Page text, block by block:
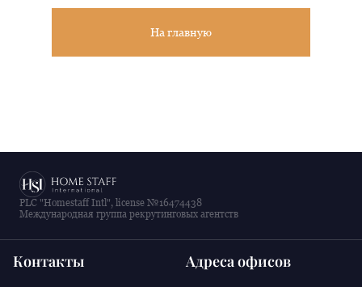
На главную
PLC "Homestaff Intl", license №16474438
Международная группа рекрутинговых агентств
Контакты Адреса офисов